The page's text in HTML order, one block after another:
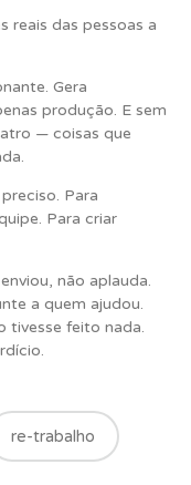
reais das pessoas a
Gera
produção. E sem
— coisas que
Para
Para criar
não aplauda.
a quem ajudou.
tivesse feito nada.
re-trabalho